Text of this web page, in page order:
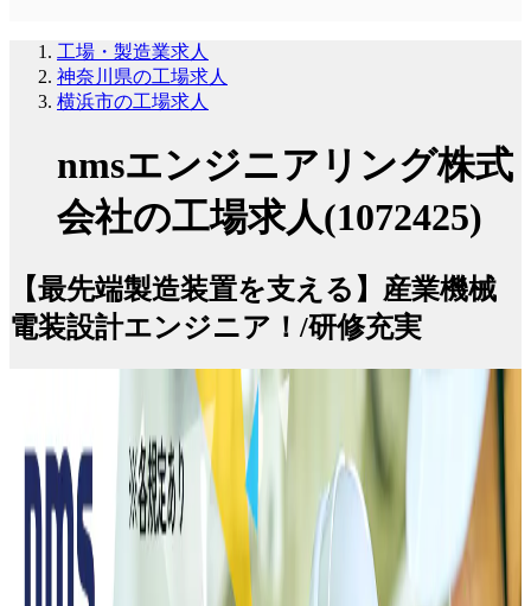
工場・製造業求人
神奈川県の工場求人
横浜市の工場求人
nmsエンジニアリング株式
会社の工場求人(1072425)
【最先端製造装置を支える】産業機械
電装設計エンジニア！/研修充実